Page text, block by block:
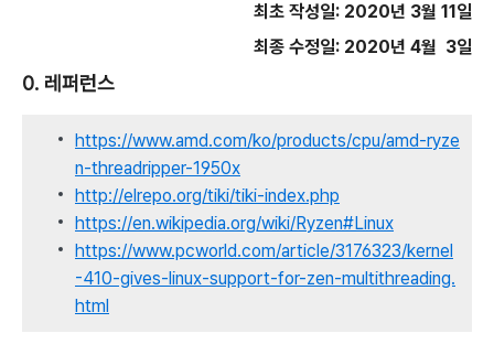
최초 작성일: 2020년 3월 11일
최종 수정일: 2020년 4월 3일
0. 레퍼런스
https://www.amd.com/ko/products/cpu/amd-ryze
n-threadripper-1950x
http://elrepo.org/tiki/tiki-index.php
https://en.wikipedia.org/wiki/Ryzen#Linux
https://www.pcworld.com/article/3176323/kernel
-410-gives-linux-support-for-zen-multithreading.
html